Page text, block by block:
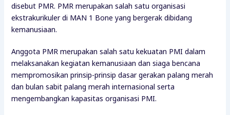
disebut PMR. PMR merupakan salah satu organisasi
ekstrakurikuler di MAN 1 Bone yang bergerak dibidang
kemanusiaan.
Anggota PMR merupakan salah satu kekuatan PMI dalam
melaksanakan kegiatan kemanusiaan dan siaga bencana
mempromosikan prinsip-prinsip dasar gerakan palang merah
dan bulan sabit palang merah internasional serta
mengembangkan kapasitas organisasi PMI.